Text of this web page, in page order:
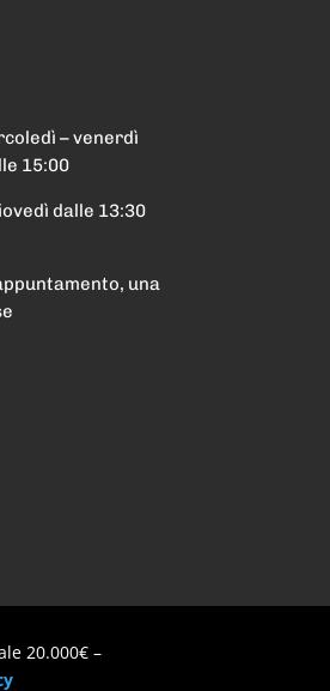
– venerdì
15:00
dalle 13:30
una
20.000€ –